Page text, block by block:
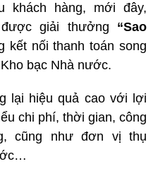
khách hàng, mới đây,
giải thưởng “Sao
kết nối thanh toán song
bạc Nhà nước.
lại hiệu quả cao với lợi
chi phí, thời gian, công
cũng như đơn vị thụ